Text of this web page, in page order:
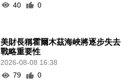
40
0
美財長稱霍爾木茲海峽將逐步失去
戰略重要性
2026-08-08 16:38
79
0